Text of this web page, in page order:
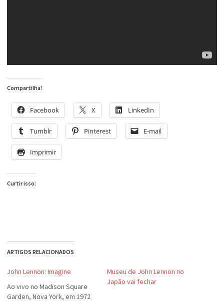
Compartilha!
Facebook X LinkedIn
Tumblr Pinterest E-mail
Imprimir
Curtir isso:
ARTIGOS RELACIONADOS
John Lennon: Imagine
Ao vivo no Madison Square
Garden, Nova York, em 1972
Museu de John Lennon no
Japão vai fechar